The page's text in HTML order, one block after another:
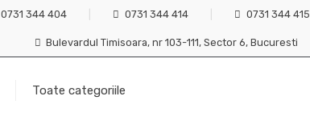
0731 344 404 0731 344 414 0731 344 415
Bulevardul Timisoara, nr 103-111, Sector 6, Bucuresti